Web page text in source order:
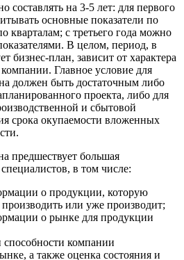
составлять на 3-5 лет: для первого
основные показатели по
кварталам; с третьего года можно
В целом, период, в
бизнес-план, зависит от характера
Главное условие для
должен быть достаточным либо
проекта, либо для
и сбытовой
срока окупаемости вложенных
предшествует большая
в том числе:
о продукции, которую
или уже производит;
о рынке для продукции
способности компании
а также оценка состояния и